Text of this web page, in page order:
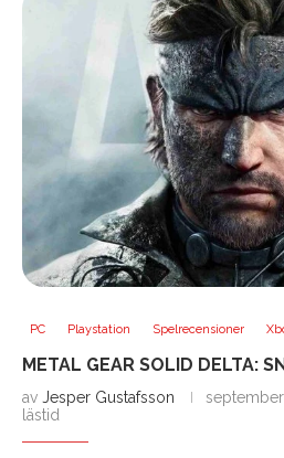
PC Playstation Spelrecensioner
METAL GEAR SOLID DELTA:
av Jesper Gustafsson
lästid